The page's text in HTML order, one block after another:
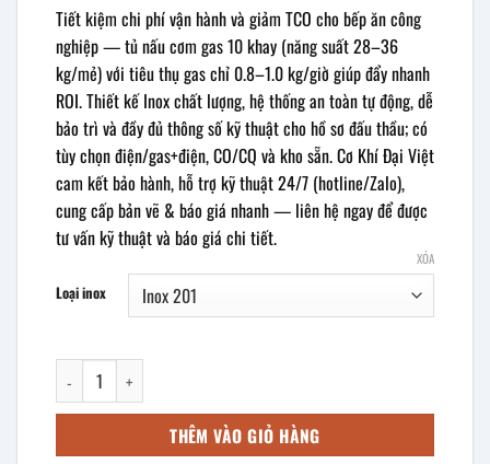
Tiết kiệm chi phí vận hành và giảm TCO cho bếp ăn công
nghiệp — tủ nấu cơm gas 10 khay (năng suất 28–36
kg/mẻ) với tiêu thụ gas chỉ 0.8–1.0 kg/giờ giúp đẩy nhanh
ROI. Thiết kế Inox chất lượng, hệ thống an toàn tự động, dễ
bảo trì và đầy đủ thông số kỹ thuật cho hồ sơ đấu thầu; có
tùy chọn điện/gas+điện, CO/CQ và kho sẵn. Cơ Khí Đại Việt
cam kết bảo hành, hỗ trợ kỹ thuật 24/7 (hotline/Zalo),
cung cấp bản vẽ & báo giá nhanh — liên hệ ngay để được
tư vấn kỹ thuật và báo giá chi tiết.
Loại inox
XÓA
Tủ nấu cơm gas 10 khay số lượng
THÊM VÀO GIỎ HÀNG